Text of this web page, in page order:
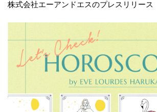
株式会社エーアンドエスのプレスリリース